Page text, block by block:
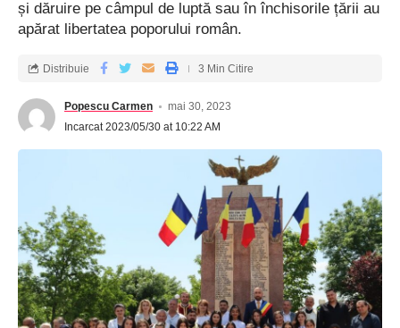
și dăruire pe câmpul de luptă sau în închisorile țării au
apărat libertatea poporului român.
Popescu Carmen
mai 30, 2023
Incarcat 2023/05/30 at 10:22 AM
Distribuie 3 Min Citire